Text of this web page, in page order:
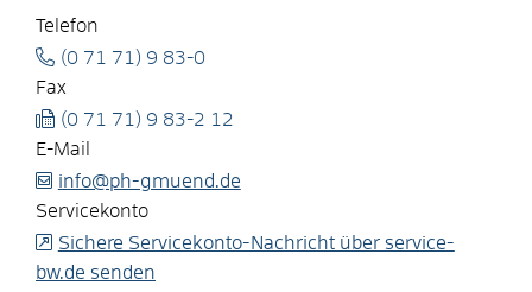
Telefon
(0 71 71) 9 83-0
Fax
(0 71 71) 9 83-2 12
E-Mail
info@ph-gmuend.de
Servicekonto
Sichere Servicekonto-Nachricht über service-
bw.de senden